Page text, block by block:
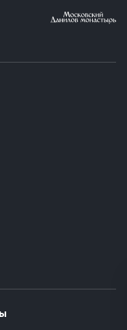
автомобиля,
запланированной
назначения
то Покупателю
въезда